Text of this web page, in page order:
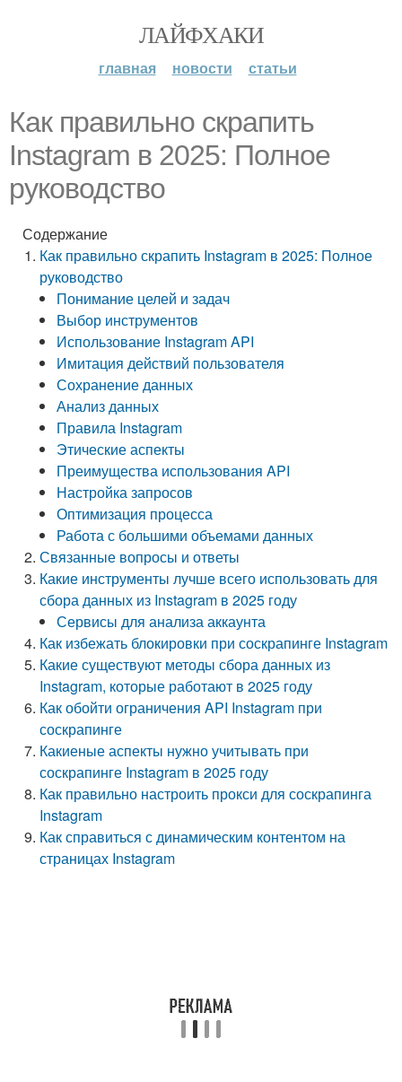
ЛАЙФХАКИ
главная новости статьи
Как правильно скрапить
Instagram в 2025: Полное
руководство
Содержание
Как правильно скрапить Instagram в 2025: Полное
руководство
Понимание целей и задач
Выбор инструментов
Использование Instagram API
Имитация действий пользователя
Сохранение данных
Анализ данных
Правила Instagram
Этические аспекты
Преимущества использования API
Настройка запросов
Оптимизация процесса
Работа с большими объемами данных
Связанные вопросы и ответы
Какие инструменты лучше всего использовать для
сбора данных из Instagram в 2025 году
Сервисы для анализа аккаунта
Как избежать блокировки при соскрапинге Instagram
Какие существуют методы сбора данных из
Instagram, которые работают в 2025 году
Как обойти ограничения API Instagram при
соскрапинге
Какиеные аспекты нужно учитывать при
соскрапинге Instagram в 2025 году
Как правильно настроить прокси для соскрапинга
Instagram
Как справиться с динамическим контентом на
страницах Instagram